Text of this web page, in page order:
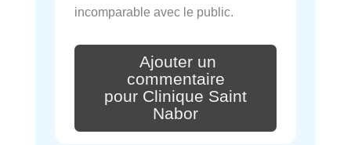
incomparable avec le public.
Ajouter un
commentaire
pour Clinique Saint
Nabor